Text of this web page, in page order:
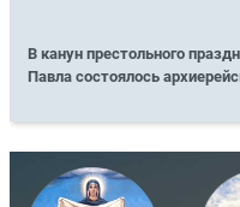
В канун престольного
Павла состоялось